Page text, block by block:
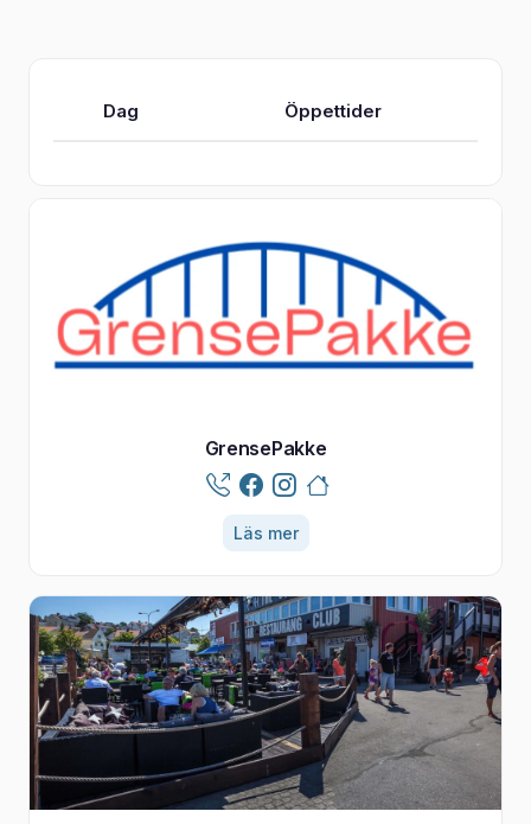
Dag Öppettider
GrensePakke
Läs mer